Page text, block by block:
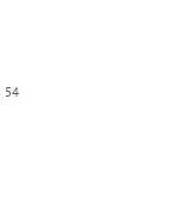
54